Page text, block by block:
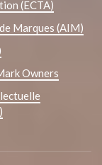
(ECTA)
Marques (AIM)
Owners